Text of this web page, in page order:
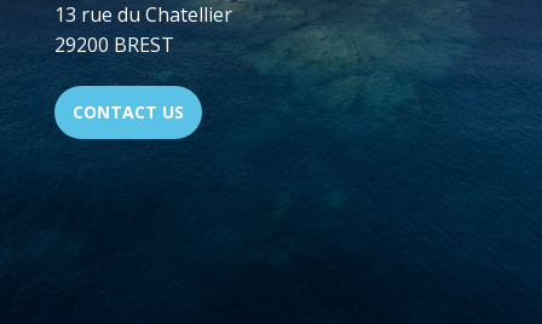
13 rue du Chatellier
29200 BREST
CONTACT US